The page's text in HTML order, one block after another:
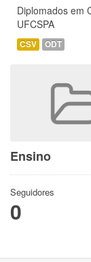
Diplomados em
UFCSPA
CSV ODT
Ensino
Seguidores
0